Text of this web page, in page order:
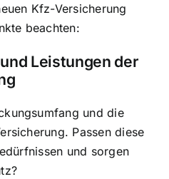
Kfz-Versicherung
beachten:
Leistungen der
und die
Passen diese
und sorgen